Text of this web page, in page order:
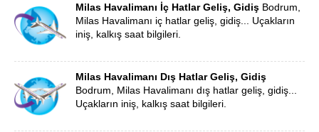
Milas Havalimanı İç Hatlar Geliş, Gidiş Bodrum,
Milas Havalimanı iç hatlar geliş, gidiş... Uçakların
iniş, kalkış saat bilgileri.
Milas Havalimanı Dış Hatlar Geliş, Gidiş
Bodrum, Milas Havalimanı dış hatlar geliş, gidiş...
Uçakların iniş, kalkış saat bilgileri.